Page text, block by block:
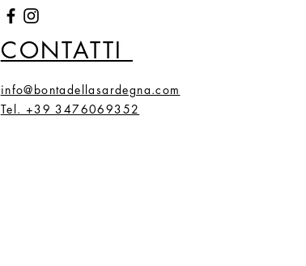
CONTATTI
info@bontadellasardegna.com
Tel. +39 3476069352